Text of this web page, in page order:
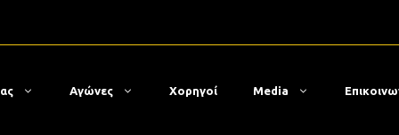
Αγώνες Χορηγοί Media